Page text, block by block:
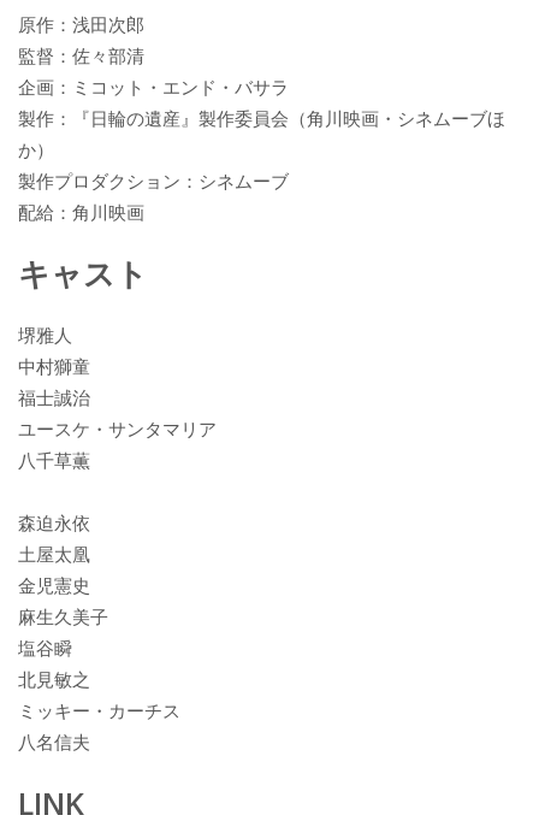
原作：浅田次郎
監督：佐々部清
企画：ミコット・エンド・バサラ
製作：『日輪の遺産』製作委員会（角川映画・シネムーブほ
か）
製作プロダクション：シネムーブ
配給：角川映画
キャスト
堺雅人
中村獅童
福士誠治
ユースケ・サンタマリア
八千草薫
森迫永依
土屋太凰
金児憲史
麻生久美子
塩谷瞬
北見敏之
ミッキー・カーチス
八名信夫
LINK